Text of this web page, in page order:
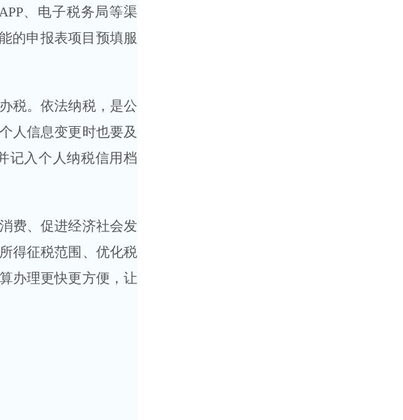
、电子税务局等渠
的申报表项目预填服
税。依法纳税，是公
人信息变更时也要及
记入个人纳税信用档
费、促进经济社会发
得征税范围、优化税
办理更快更方便，让